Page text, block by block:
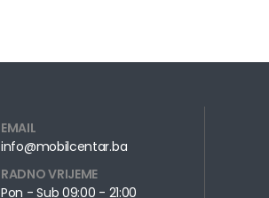
EMAIL
info@mobilcentar.ba
RADNO VRIJEME
Pon - Sub 09:00 - 21:00